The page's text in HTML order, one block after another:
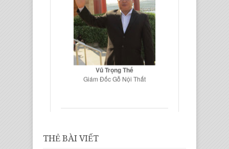
Vũ Trọng Thế
Giám Đốc Gỗ Nội Thất
THẺ BÀI VIẾT